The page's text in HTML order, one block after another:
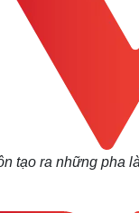
tạo ra những pha